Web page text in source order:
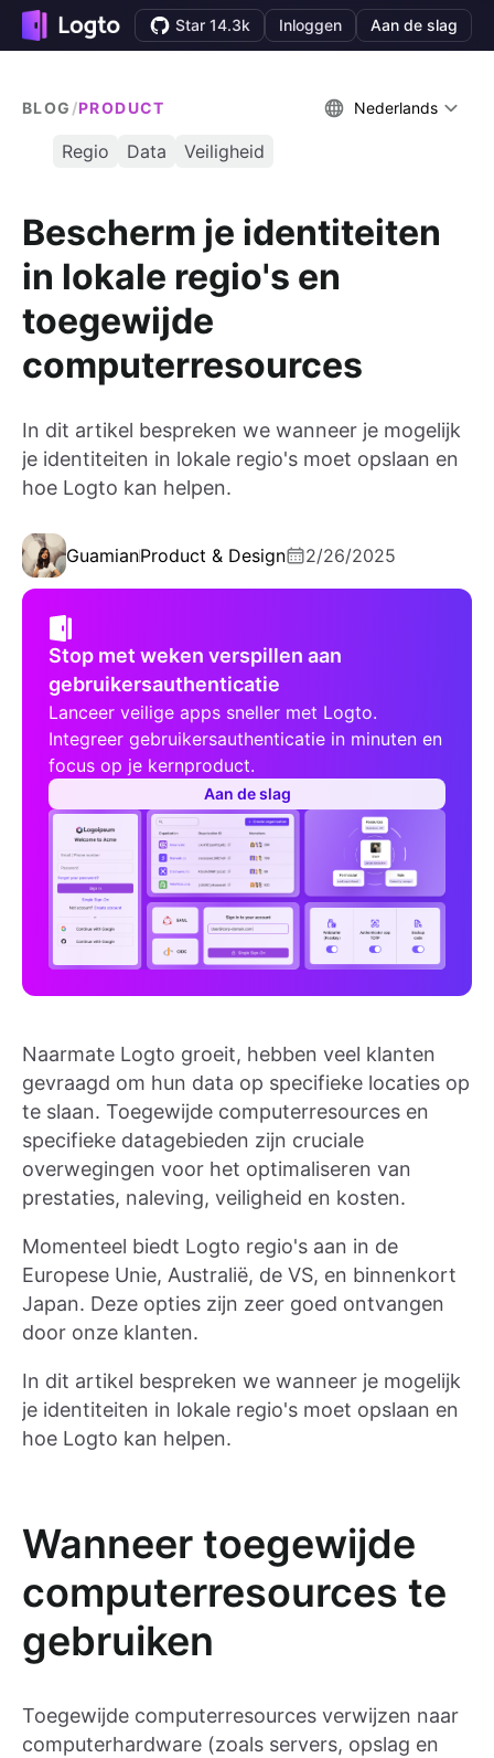
Star 14.3k Inloggen Aan de slag
BLOG /PRODUCT Nederlands
Regio Data Veiligheid
Bescherm je identiteiten
in lokale regio's en
toegewijde
computerresources
In dit artikel bespreken we wanneer je mogelijk
je identiteiten in lokale regio's moet opslaan en
hoe Logto kan helpen.
GuamianProduct & Design 2/26/2025
Stop met weken verspillen aan
gebruikersauthenticatie
Lanceer veilige apps sneller met Logto.
Integreer gebruikersauthenticatie in minuten en
focus op je kernproduct.
Aan de slag
Naarmate Logto groeit, hebben veel klanten
gevraagd om hun data op specifieke locaties op
te slaan. Toegewijde computerresources en
specifieke datagebieden zijn cruciale
overwegingen voor het optimaliseren van
prestaties, naleving, veiligheid en kosten.
Momenteel biedt Logto regio's aan in de
Europese Unie, Australië, de VS, en binnenkort
Japan. Deze opties zijn zeer goed ontvangen
door onze klanten.
In dit artikel bespreken we wanneer je mogelijk
je identiteiten in lokale regio's moet opslaan en
hoe Logto kan helpen.
Wanneer toegewijde
computerresources te
gebruiken
Toegewijde computerresources verwijzen naar
computerhardware (zoals servers, opslag en